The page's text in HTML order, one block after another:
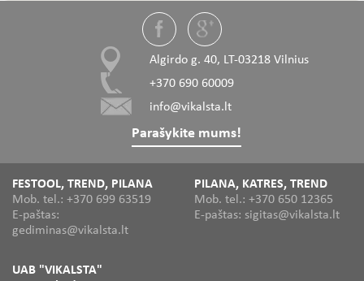
Algirdo g. 40, LT-03218 Vilnius
+370 690 60009
info@vikalsta.lt
Parašykite mums!
FESTOOL, TREND, PILANA
Mob. tel.: +370 699 63519
E-paštas:
gediminas@vikalsta.lt
PILANA, KATRES, TREND
Mob. tel.: +370 650 12365
E-paštas: sigitas@vikalsta.lt
UAB "VIKALSTA"